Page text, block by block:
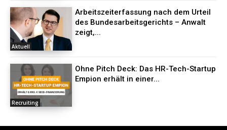
Aktuell
Arbeitszeiterfassung nach dem Urteil
des Bundesarbeitsgerichts – Anwalt
zeigt,...
Recruiting
Ohne Pitch Deck: Das HR-Tech-Startup
Empion erhält in einer...